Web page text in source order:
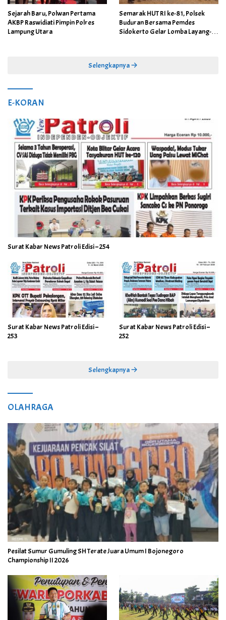
Sejarah Baru, Polwan Pertama
AKBP Raswidiati Pimpin Polres
Lampung Utara
Semarak HUT RI ke-81, Polsek
Buduran Bersama Pemdes
Sidokerto Gelar Lomba Layang-
Selengkapnya
E-KORAN
Surat Kabar News Patroli Edisi – 254
Surat Kabar News Patroli Edisi –
253
Surat Kabar News Patroli Edisi –
252
Selengkapnya
OLAHRAGA
Pesilat Sumur Gumuling SH Terate Juara Umum I Bojonegoro
Championship II 2026